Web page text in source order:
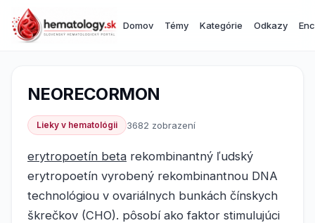
Domov Témy Kategórie Odkazy
NEORECORMON
Lieky v hematológii 3682 zobrazení
erytropoetín beta rekombinantný ľudský
erytropoetín vyrobený rekombinantnou DNA
technológiou v ovariálnych bunkách čínskych
škrečkov (CHO). pôsobí ako faktor stimulujúci